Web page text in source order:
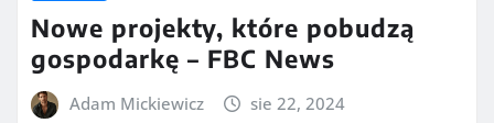
Nowe projekty, które pobudzą
gospodarkę – FBC News
Adam Mickiewicz sie 22, 2024